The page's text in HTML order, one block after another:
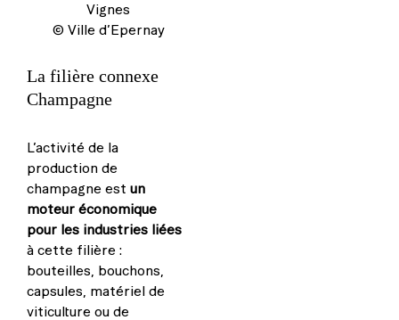
Vignes
© Ville d’Epernay
La filière connexe
Champagne
L’activité de la
production de
champagne est un
moteur économique
pour les industries liées
à cette filière :
bouteilles, bouchons,
capsules, matériel de
viticulture ou de